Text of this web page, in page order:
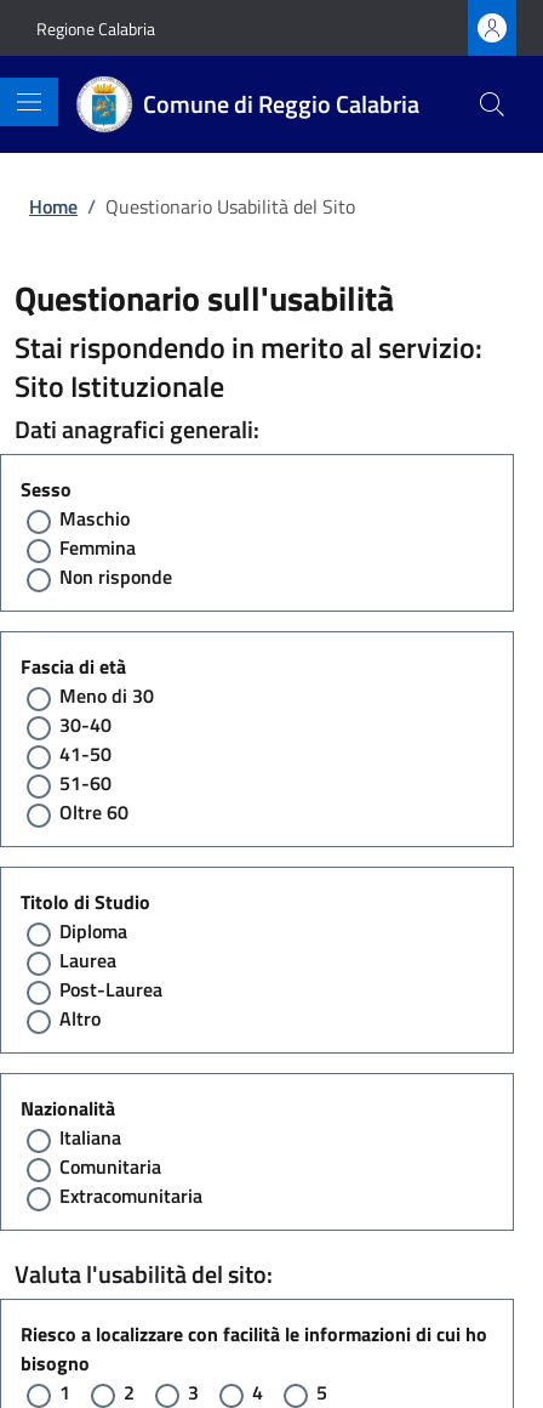
Regione Calabria
Comune di Reggio Calabria
Home / Questionario Usabilità del Sito
Questionario sull'usabilità
Stai rispondendo in merito al servizio:
Sito Istituzionale
Dati anagrafici generali:
Sesso
Maschio
Femmina
Non risponde
Fascia di età
Meno di 30
30-40
41-50
51-60
Oltre 60
Titolo di Studio
Diploma
Laurea
Post-Laurea
Altro
Nazionalità
Italiana
Comunitaria
Extracomunitaria
Valuta l'usabilità del sito:
Riesco a localizzare con facilità le informazioni di cui ho
bisogno
1
2 3 4 5